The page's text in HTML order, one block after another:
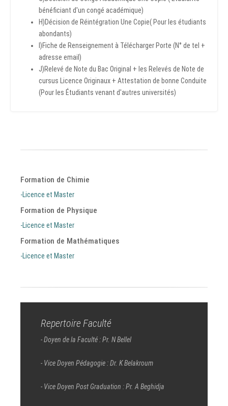
bénéficiant d'un congé académique)
H)Décision de Réintégration Une Copie( Pour les étudiants
abondants)
I)Fiche de Renseignement à Télécharger Porte (N° de tel +
adresse email)
J)Relevé de Note du Bac Original + les Relevés de Note de
cursus Licence Originaux + Attestation de bonne Conduite
(Pour les Étudiants venant d'autres universités)
Formation de Chimie
-Licence et Master
Formation de Physique
-Licence et Master
Formation de Mathématiques
-Licence et Master
Repertoire Faculté
- Doyen de la Faculté : Pr. N Bellel
- Vice Doyen Pédagogie : Dr. K Belakroum
- Vice Doyen Post Graduation : Pr. A Beghidja